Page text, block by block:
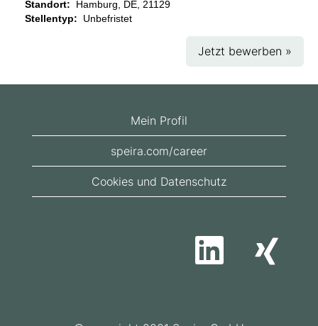
Standort: Hamburg, DE, 21129
Stellentyp: Unbefristet
Jetzt bewerben »
Mein Profil
speira.com/career
Cookies und Datenschutz
W
r